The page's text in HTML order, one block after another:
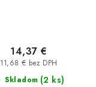
Skladom (2 ks)
11,68 € bez DPH
14,37 €